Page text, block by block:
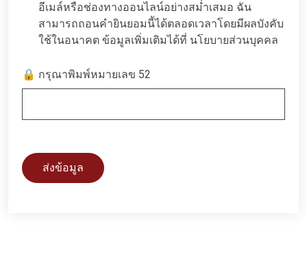
อีเมล์หรือช่องทางออนไลน์อย่างสม่ำเสมอ ฉัน
สามารถถอนคำยินยอมนี้ได้ตลอดเวลาโดยมีผลบังคับ
ใช้ในอนาคต ข้อมูลเพิ่มเติมได้ที่ นโยบายส่วนบุคคล
🔒 กรุณาพิมพ์หมายเลข 52
ส่งข้อมูล